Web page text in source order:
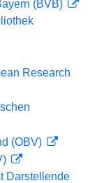
(BVB)
Research
(OBV)
Darstellende